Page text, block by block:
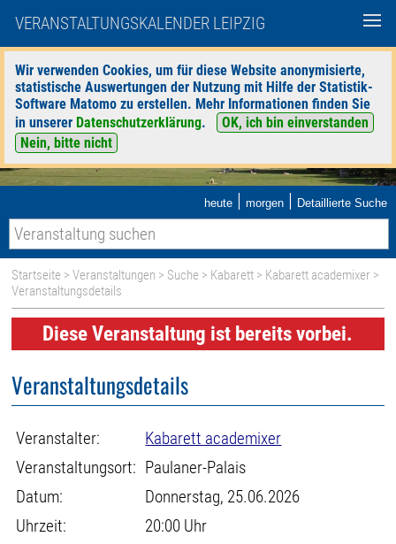
VERANSTALTUNGSKALENDER LEIPZIG
Wir verwenden Cookies, um für diese Website anonymisierte,
statistische Auswertungen der Nutzung mit Hilfe der Statistik-
Software Matomo zu erstellen. Mehr Informationen finden Sie
in unserer Datenschutzerklärung.
OK, ich bin einverstanden
Nein, bitte nicht
heute | morgen | Detaillierte Suche
Startseite >Veranstaltungen > Suche > Kabarett > Kabarett academixer >
Veranstaltungsdetails
Diese Veranstaltung ist bereits vorbei.
Veranstaltungsdetails
Veranstalter:
Kabarett academixer
Veranstaltungsort: Paulaner-Palais
Datum:
Donnerstag, 25.06.2026
Uhrzeit:
20:00 Uhr